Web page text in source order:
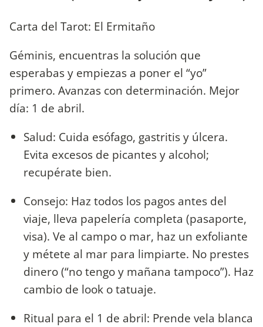
Carta del Tarot: El Ermitaño
Géminis, encuentras la solución que
esperabas y empiezas a poner el “yo”
primero. Avanzas con determinación. Mejor
día: 1 de abril.
Salud: Cuida esófago, gastritis y úlcera.
Evita excesos de picantes y alcohol;
recupérate bien.
Consejo: Haz todos los pagos antes del
viaje, lleva papelería completa (pasaporte,
visa). Ve al campo o mar, haz un exfoliante
y métete al mar para limpiarte. No prestes
dinero (“no tengo y mañana tampoco”). Haz
cambio de look o tatuaje.
Ritual para el 1 de abril: Prende vela blanca